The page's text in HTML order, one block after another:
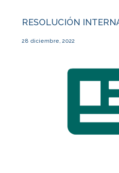
RESOLUCIÓN
28 diciembre, 2022